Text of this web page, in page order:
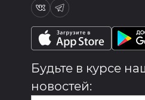
Будьте в курсе
новостей: